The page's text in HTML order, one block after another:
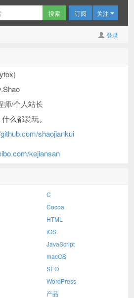
订阅 关注
登录
师/个人站长
么都爱玩。
shaojiankui
kejiansan
C
Cocoa
HTML
iOS
JavaScript
macOS
SEO
WordPress
产品